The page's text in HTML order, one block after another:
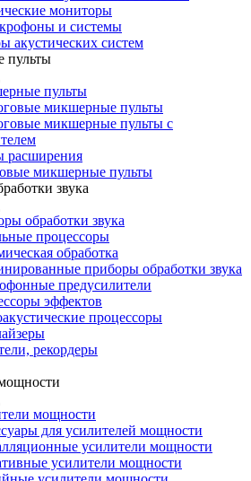
мониторы
и системы
акустических систем
пульты
пульты
микшерные пульты
микшерные пульты с
расширения
микшерные пульты
звука
обработки звука
процессоры
обработка
приборы обработки звука
предусилители
эффектов
процессоры
рекордеры
мощности
для усилителей мощности
усилители мощности
усилители мощности